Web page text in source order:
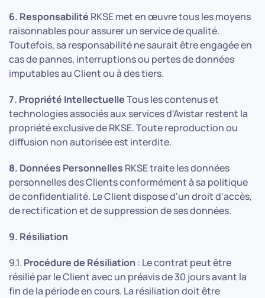
6. Responsabilité RKSE met en œuvre tous les moyens
raisonnables pour assurer un service de qualité.
Toutefois, sa responsabilité ne saurait être engagée en
cas de pannes, interruptions ou pertes de données
imputables au Client ou à des tiers.
7. Propriété IntellectuelleTous les contenus et
technologies associés aux services d'Avistar restent la
propriété exclusive de RKSE. Toute reproduction ou
diffusion non autorisée est interdite.
8. Données Personnelles RKSE traite les données
personnelles des Clients conformément à sa politique
de confidentialité. Le Client dispose d'un droit d'accès,
de rectification et de suppression de ses données.
9. Résiliation
9.1. Procédure de Résiliation : Le contrat peut être
résilié par le Client avec un préavis de 30 jours avant la
fin de la période en cours. La résiliation doit être